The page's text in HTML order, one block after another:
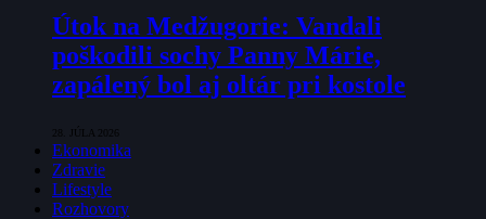
Útok na Medžugorie: Vandali
poškodili sochy Panny Márie,
zapálený bol aj oltár pri kostole
28. JÚLA 2026
Ekonomika
Zdravie
Lifestyle
Rozhovory